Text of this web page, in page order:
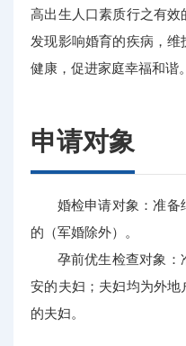
高出生人口素质行之有
发现影响婚育的疾病，
健康，促进家庭幸福和谐。
申请对象
婚检申请对象：准备
的（军婚除外）。
孕前优生检查对象：
安的夫妇；夫妇均为外
的夫妇。